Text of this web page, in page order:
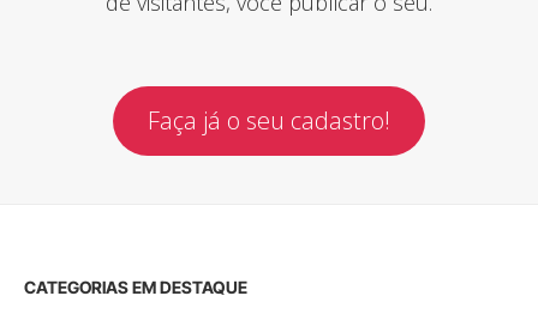
Faça já o seu cadastro!
CATEGORIAS EM DESTAQUE